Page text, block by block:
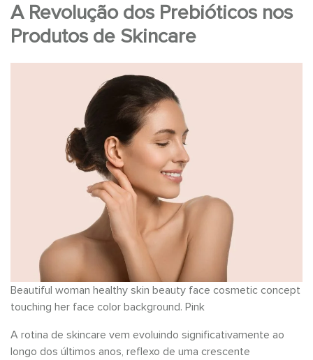
A Revolução dos Prebióticos nos
Produtos de Skincare
Beautiful woman healthy skin beauty face cosmetic concept
touching her face color background. Pink
A rotina de skincare vem evoluindo significativamente ao
longo dos últimos anos, reflexo de uma crescente